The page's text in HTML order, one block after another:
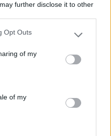
further disclose it to other
uses one or more Google
behaviour. You may click to
purposes in below Google
Opt Outs
of my
of my
centro. Siamo
2 bimbi piccoli è
però per visitare il
sostato 4 ore e 15